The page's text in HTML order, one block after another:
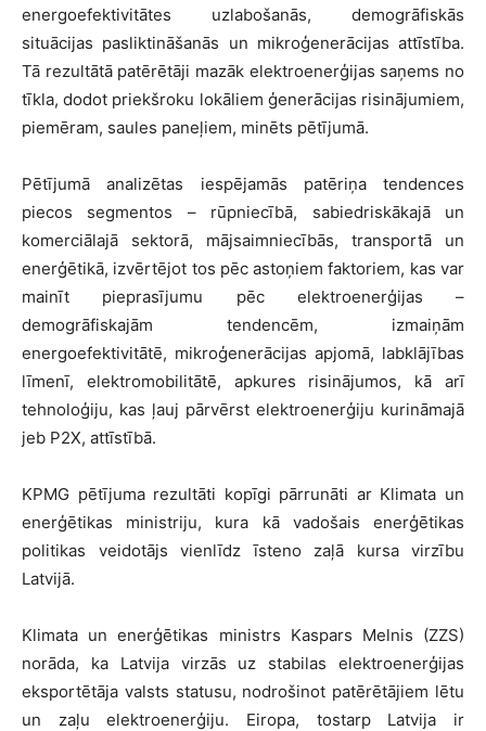
energoefektivitātes uzlabošanās, demogrāfiskās
situācijas pasliktināšanās un mikroģenerācijas attīstība.
Tā rezultātā patērētāji mazāk elektroenerģijas saņems no
tīkla, dodot priekšroku lokāliem ģenerācijas risinājumiem,
piemēram, saules paneļiem, minēts pētījumā.
Pētījumā analizētas iespējamās patēriņa tendences
piecos segmentos – rūpniecībā, sabiedriskākajā un
komerciālajā sektorā, mājsaimniecībās, transportā un
enerģētikā, izvērtējot tos pēc astoņiem faktoriem, kas var
mainīt pieprasījumu pēc elektroenerģijas –
demogrāfiskajām tendencēm, izmaiņām
energoefektivitātē, mikroģenerācijas apjomā, labklājības
līmenī, elektromobilitātē, apkures risinājumos, kā arī
tehnoloģiju, kas ļauj pārvērst elektroenerģiju kurināmajā
jeb P2X, attīstībā.
KPMG pētījuma rezultāti kopīgi pārrunāti ar Klimata un
enerģētikas ministriju, kura kā vadošais enerģētikas
politikas veidotājs vienlīdz īsteno zaļā kursa virzību
Latvijā.
Klimata un enerģētikas ministrs Kaspars Melnis (ZZS)
norāda, ka Latvija virzās uz stabilas elektroenerģijas
eksportētāja valsts statusu, nodrošinot patērētājiem lētu
un zaļu elektroenerģiju. Eiropa, tostarp Latvija ir